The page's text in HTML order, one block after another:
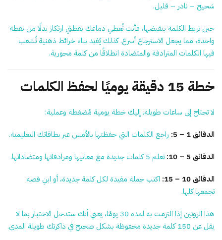
شحيح – نادر – قليل.
حين تربط الكلمة بنقيضها، فأنت تُعطي دماغك نقطتي ارتكاز بدلًا من نقطة
واحدة، مما يجعل الاسترجاع أسرع. كذلك يُفيد بناء خرائط ذهنية تُشعب
فيها الكلمات المترادفة والمتضادة انطلاقًا من كلمة محورية.
خطة 15 دقيقة يوميًا لحفظ الكلمات
لا تحتاج إلى ساعات طويلة. إليك خطة يومية مُضغطة وعملية:
الدقائق 1 – 5: راجع الكلمات التي حفظتها بالأمس عبر بطاقاتك التعليمية.
الدقائق 5 – 10: تعلم 5 كلمات جديدة مع معانيها ومرادفاتها ومتضاداتها.
الدقائق 10 – 15:
اكتب جملة مفيدة لكل كلمة جديدة، أو ابنِ قصة
تجمعها كلها.
هذا الروتين إذا التزمت به لمدة 30 يومًا، يعني أنك ستدخل الاختبار بما لا
يقل عن 150 كلمة جديدة محفوظة بشكل صحيح في ذاكرتك طويلة المدى.